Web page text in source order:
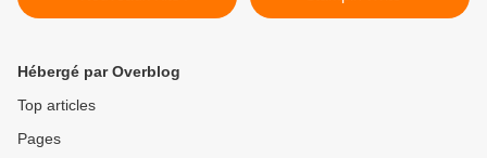
Hébergé par Overblog
Top articles
Pages